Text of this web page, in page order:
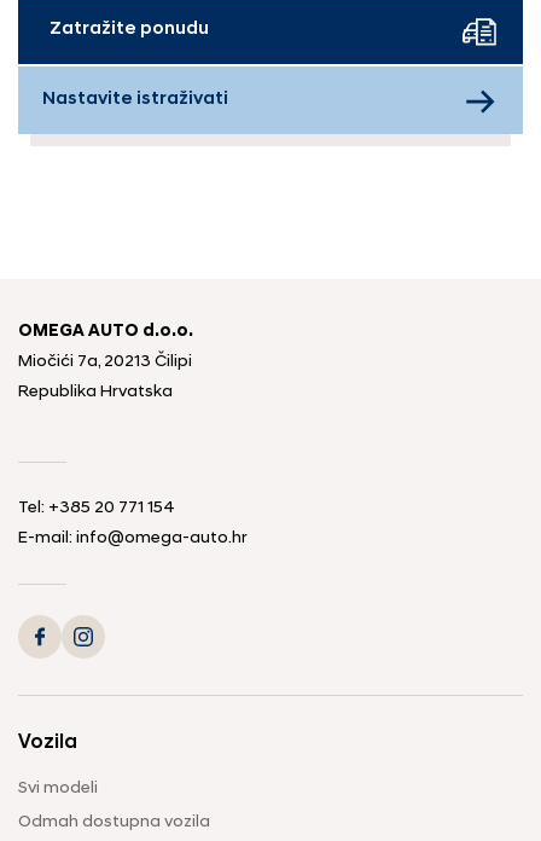
Zatražite ponudu
Nastavite istraživati
OMEGA AUTO d.o.o.
Miočići 7a, 20213 Čilipi
Republika Hrvatska
Tel: +385 20 771 154
E-mail: info@omega-auto.hr
Vozila
Svi modeli
Odmah dostupna vozila